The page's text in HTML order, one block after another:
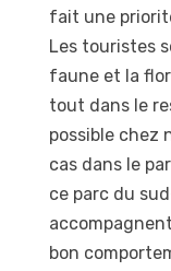
fait une
Les touristes
faune et la
tout dans le
possible chez
cas dans le
ce parc du
bon